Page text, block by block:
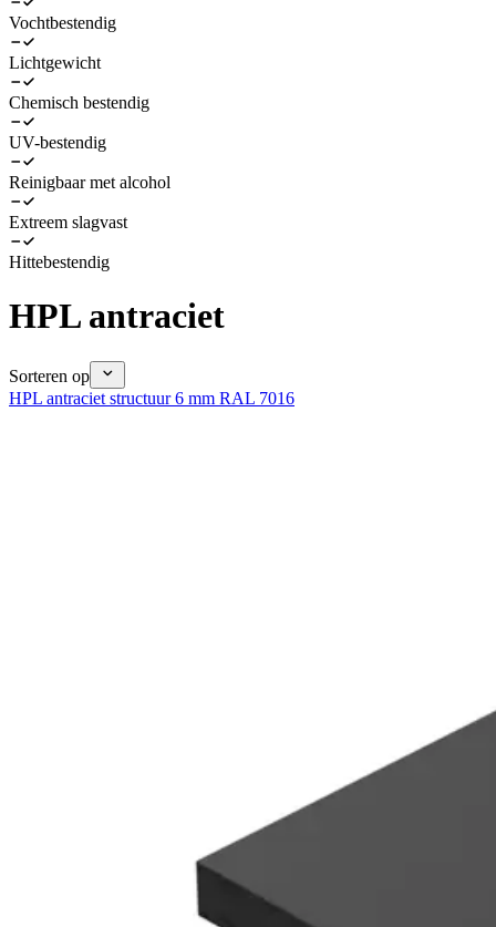
Vochtbestendig
Lichtgewicht
Chemisch bestendig
UV-bestendig
Reinigbaar met alcohol
Extreem slagvast
Hittebestendig
HPL antraciet
Sorteren op
HPL antraciet structuur 6 mm RAL 7016